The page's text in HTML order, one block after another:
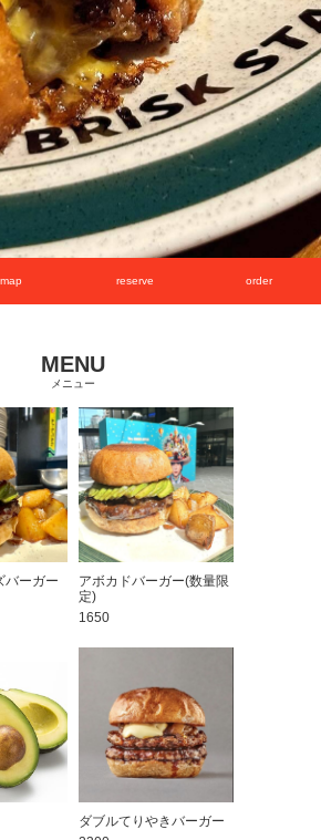
map reserve order
MENU
メニュー
バーガー
アボカドバーガー(数量限
定)
1650
ダブルてりやきバーガー